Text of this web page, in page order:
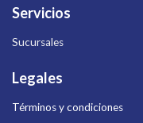
Servicios
Sucursales
Legales
Términos y condiciones